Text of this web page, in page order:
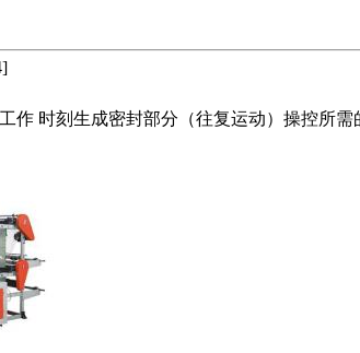
时刻生成密封部分（往复运动）操控所需